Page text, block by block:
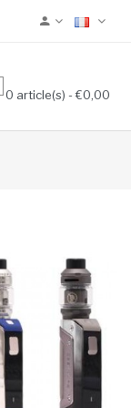
0 article(s) - €0,00